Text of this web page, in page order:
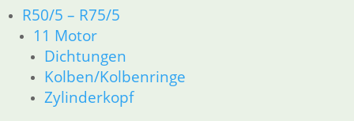
R50/5 – R75/5
11 Motor
Dichtungen
Kolben/Kolbenringe
Zylinderkopf
11 Motor
Dichtungen
Kolben/Kolbenringe
Zylinderkopf
12 Motorelektrik